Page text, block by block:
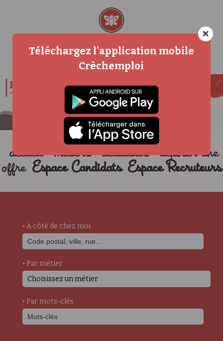
accueil métiers actualités
déposer une
offre Espace Candidats Espace Recruteurs
• A côté de chez moi
• Par métier
Choisissez un métier
• Par mots-clés
×
Téléchargez l'application mobile
Crèchemploi